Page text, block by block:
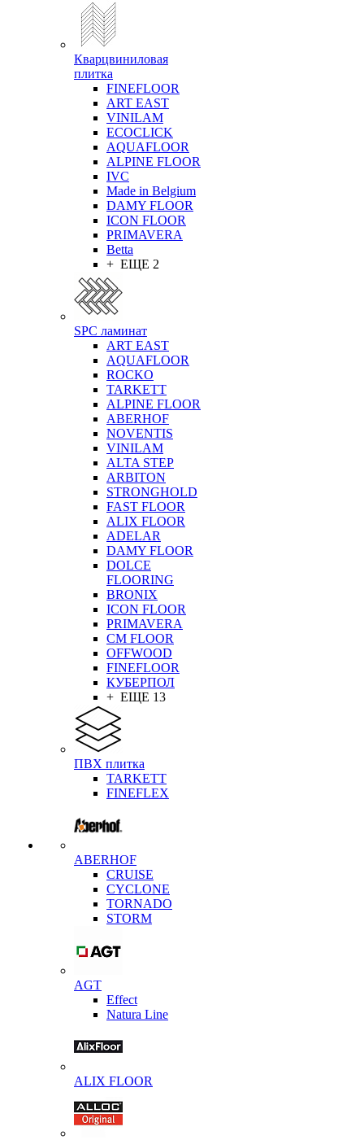
Кварцвиниловая
плитка
FINEFLOOR
ART EAST
VINILAM
ECOCLICK
AQUAFLOOR
ALPINE FLOOR
IVC
Made in Belgium
DAMY FLOOR
ICON FLOOR
PRIMAVERA
Betta
+ ЕЩЕ 2
SPC ламинат
ART EAST
AQUAFLOOR
ROCKO
TARKETT
ALPINE FLOOR
ABERHOF
NOVENTIS
VINILAM
ALTA STEP
ARBITON
STRONGHOLD
FAST FLOOR
ALIX FLOOR
ADELAR
DAMY FLOOR
DOLCE
FLOORING
BRONIX
ICON FLOOR
PRIMAVERA
CM FLOOR
OFFWOOD
FINEFLOOR
КУБЕРПОЛ
+ ЕЩЕ 13
ПВХ плитка
TARKETT
FINEFLEX
ABERHOF
CRUISE
CYCLONE
TORNADO
STORM
AGT
Effect
Natura Line
ALIX FLOOR